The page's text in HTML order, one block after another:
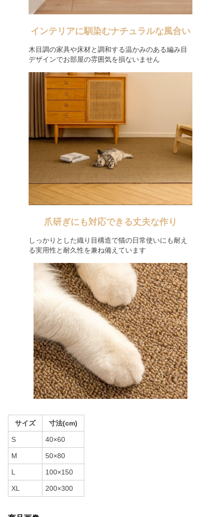
インテリアに馴染むナチュラルな風合い
木目調の家具や床材と調和する温かみのある編み目
デザインでお部屋の雰囲気を損ないません
爪研ぎにも対応できる丈夫な作り
しっかりとした織り目構造で猫の日常使いにも耐え
る実用性と耐久性を兼ね備えています
サイズ 寸法(cm)
S 40×60
M 50×80
L 100×150
XL 200×300